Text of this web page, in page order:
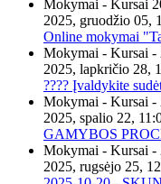
Mokymai - Kursai
2025, gruodžio 05,
Online mokymai
Mokymai - Kursai -
2025, lapkričio 28,
???? Įvaldykite
Mokymai - Kursai -
2025, spalio 22,
GAMYBOS
Mokymai - Kursai -
2025, rugsėjo 25,